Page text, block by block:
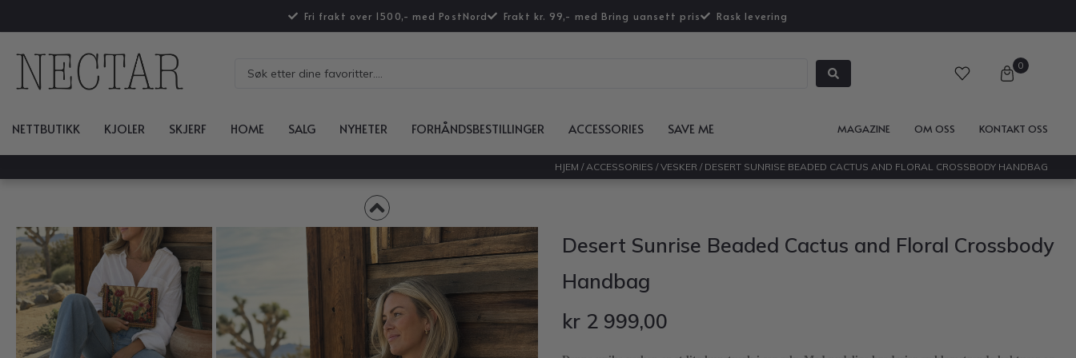
Fri frakt over 1500,- med PostNord Frakt kr. 99,- med Bring uansett pris Rask levering
0
NETTBUTIKK KJOLER SKJERF HOME SALG NYHETER FORHÅNDSBESTILLINGER ACCESSORIES SAVE ME MAGAZINE OM OSS KONTAKT OSS
HJEM / ACCESSORIES /VESKER / DESERT SUNRISE BEADED CACTUS AND FLORAL CROSSBODY HANDBAG
Desert Sunrise Beaded Cactus and Floral Crossbody
Handbag
kr 2 999,00